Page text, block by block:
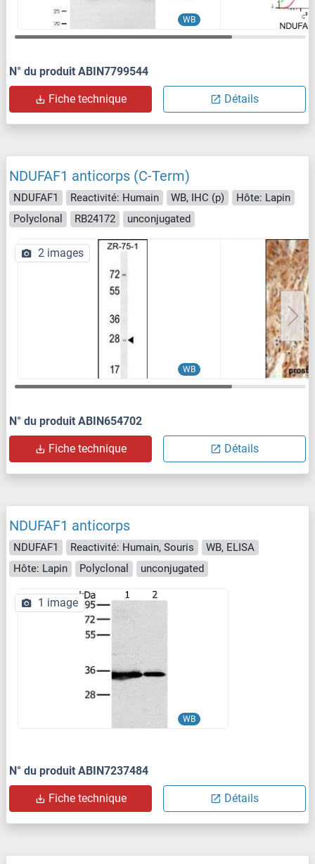
WB
N° du produit ABIN7799544
Fiche technique Détails
NDUFAF1 anticorps (C-Term)
NDUFAF1 Reactivité: Humain WB, IHC (p)
Hôte: Lapin
Polyclonal
RB24172 unconjugated
WB
2 images
N° du produit ABIN654702
Fiche technique Détails
NDUFAF1 anticorps
NDUFAF1 Reactivité: Humain, Souris
WB, ELISA
Hôte: Lapin
Polyclonal unconjugated
WB
1 image
N° du produit ABIN7237484
Fiche technique Détails